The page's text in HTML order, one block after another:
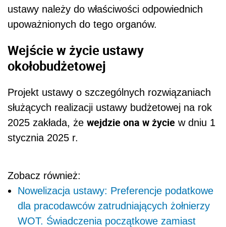
ustawy należy do właściwości odpowiednich
upoważnionych do tego organów.
Wejście w życie ustawy
okołobudżetowej
Projekt ustawy o szczególnych rozwiązaniach
służących realizacji ustawy budżetowej na rok
2025 zakłada, że wejdzie ona w życie w dniu 1
stycznia 2025 r.
Zobacz również:
Nowelizacja ustawy: Preferencje podatkowe
dla pracodawców zatrudniających żołnierzy
WOT. Świadczenia początkowe zamiast